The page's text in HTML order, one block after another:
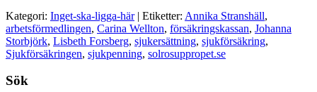
Kategori: Inget-ska-ligga-här | Etiketter: Annika Stranshäll,
arbetsförmedlingen, Carina Wellton, försäkringskassan, Johanna
Storbjörk, Lisbeth Forsberg, sjukersättning, sjukförsäkring,
Sjukförsäkringen, sjukpenning, solrosuppropet.se
Sök